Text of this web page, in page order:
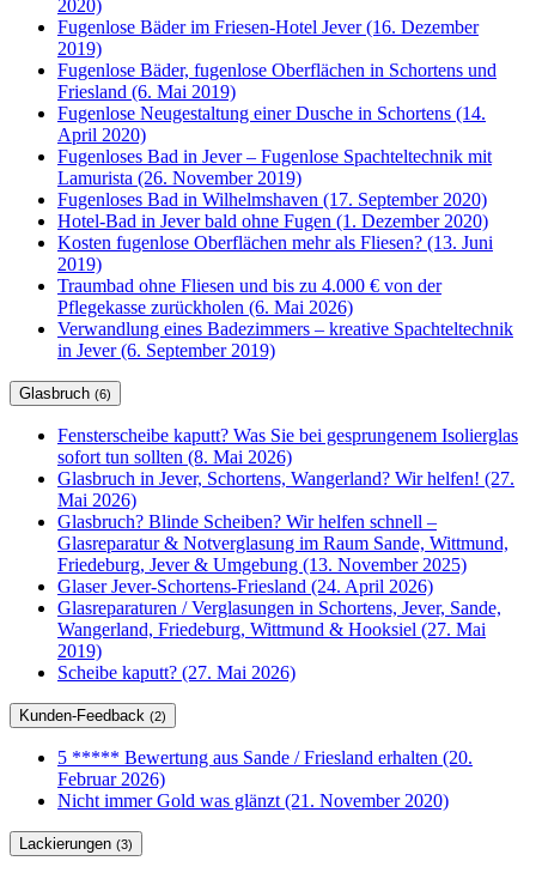
2020)
Fugenlose Bäder im Friesen-Hotel Jever (16. Dezember
2019)
Fugenlose Bäder, fugenlose Oberflächen in Schortens und
Friesland (6. Mai 2019)
Fugenlose Neugestaltung einer Dusche in Schortens (14.
April 2020)
Fugenloses Bad in Jever – Fugenlose Spachteltechnik mit
Lamurista (26. November 2019)
Fugenloses Bad in Wilhelmshaven (17. September 2020)
Hotel-Bad in Jever bald ohne Fugen (1. Dezember 2020)
Kosten fugenlose Oberflächen mehr als Fliesen? (13. Juni
2019)
Traumbad ohne Fliesen und bis zu 4.000 € von der
Pflegekasse zurückholen (6. Mai 2026)
Verwandlung eines Badezimmers – kreative Spachteltechnik
in Jever (6. September 2019)
Glasbruch (6)
Fensterscheibe kaputt? Was Sie bei gesprungenem Isolierglas
sofort tun sollten (8. Mai 2026)
Glasbruch in Jever, Schortens, Wangerland? Wir helfen! (27.
Mai 2026)
Glasbruch? Blinde Scheiben? Wir helfen schnell –
Glasreparatur & Notverglasung im Raum Sande, Wittmund,
Friedeburg, Jever & Umgebung (13. November 2025)
Glaser Jever-Schortens-Friesland (24. April 2026)
Glasreparaturen / Verglasungen in Schortens, Jever, Sande,
Wangerland, Friedeburg, Wittmund & Hooksiel (27. Mai
2019)
Scheibe kaputt? (27. Mai 2026)
Kunden-Feedback (2)
5 ***** Bewertung aus Sande / Friesland erhalten (20.
Februar 2026)
Nicht immer Gold was glänzt (21. November 2020)
Lackierungen (3)